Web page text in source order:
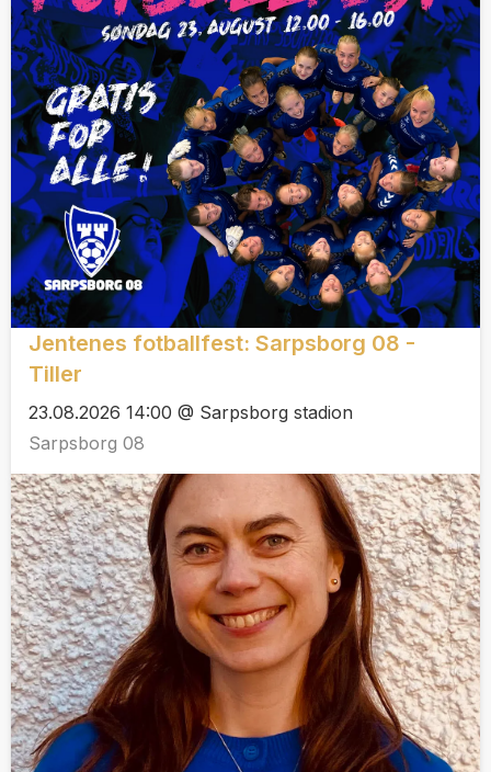
Jentenes fotballfest: Sarpsborg 08 -
Tiller
23.08.2026 14:00 @ Sarpsborg stadion
Sarpsborg 08